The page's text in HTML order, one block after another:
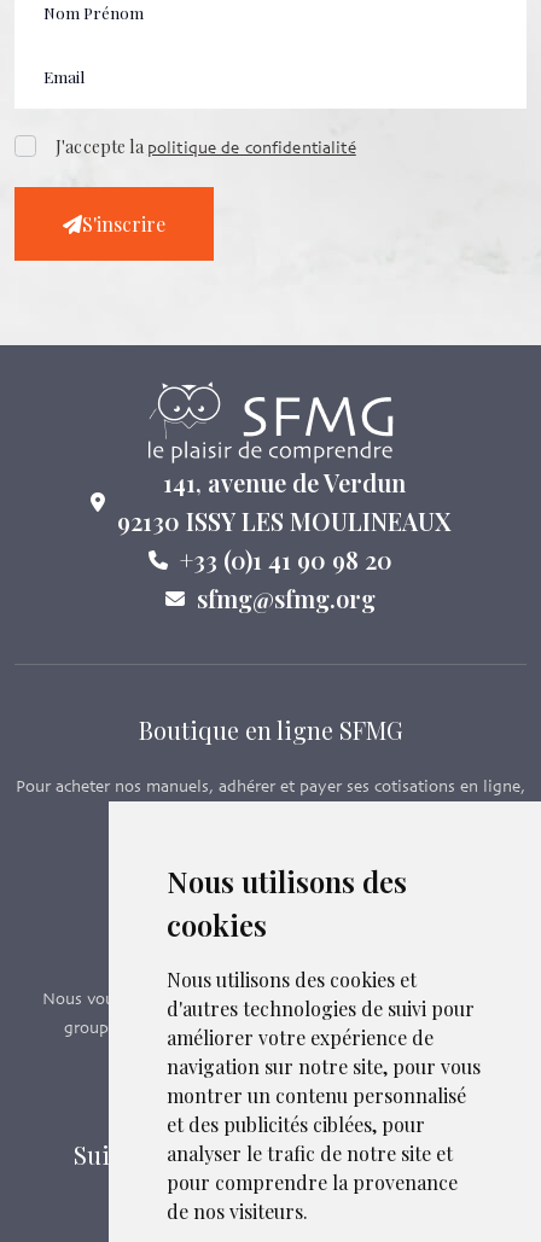
Nous utilisons des
cookies
Nous utilisons des cookies et
d'autres technologies de suivi pour
améliorer votre expérience de
navigation sur notre site, pour vous
montrer un contenu personnalisé
et des publicités ciblées, pour
analyser le trafic de notre site et
pour comprendre la provenance
de nos visiteurs.
J'accepte lapolitique de confidentialité
S'inscrire
141, avenue de Verdun
92130 ISSY LES MOULINEAUX
+33 (0)1 41 90 98 20
sfmg@sfmg.org
Boutique en ligne SFMG
Pour acheter nos manuels, adhérer et payer ses cotisations en ligne,
Boutique en ligne
Formations SFMG
Nous vous proposons des formations e-learning, présentiels,
groupes de pairs - Certificat QUALIOPI n° 2020/89171.3
Découvrir nos formations
Suivez-nous sur les réseaux sociaux